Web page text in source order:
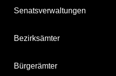
Senatsverwaltungen
Bezirksämter
Bürgerämter